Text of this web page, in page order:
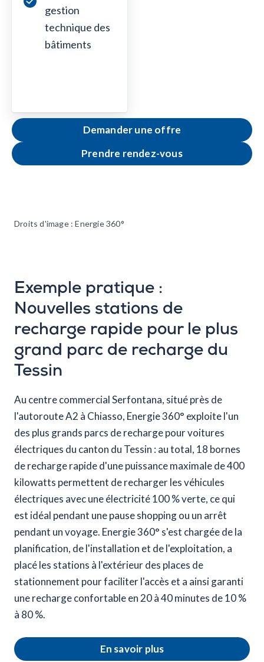
gestion
technique des
bâtiments
Demander une offre
Prendre rendez-vous
Exemple pratique :
Nouvelles stations de
recharge rapide pour le plus
grand parc de recharge du
Tessin‍
Au centre commercial Serfontana, situé près de
l'autoroute A2 à Chiasso, Energie 360° exploite l'un
des plus grands parcs de recharge pour voitures
électriques du canton du Tessin : au total, 18 bornes
de recharge rapide d'une puissance maximale de 400
kilowatts permettent de recharger les véhicules
électriques avec une électricité 100 % verte, ce qui
est idéal pendant une pause shopping ou un arrêt
pendant un voyage. Energie 360° s'est chargée de la
planification, de l'installation et de l'exploitation, a
placé les stations à l'extérieur des places de
stationnement pour faciliter l'accès et a ainsi garanti
une recharge confortable en 20 à 40 minutes de 10 %
à 80 %.
En savoir plus
Droits d'image : Energie 360°